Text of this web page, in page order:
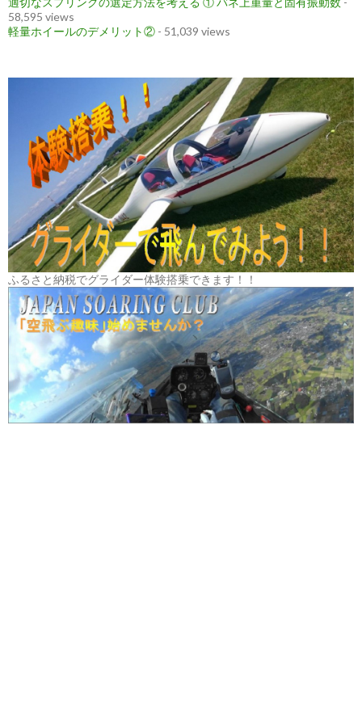
58,595 views
軽量ホイールのデメリット② - 51,039 views
ふるさと納税でグライダー体験搭乗できます！！